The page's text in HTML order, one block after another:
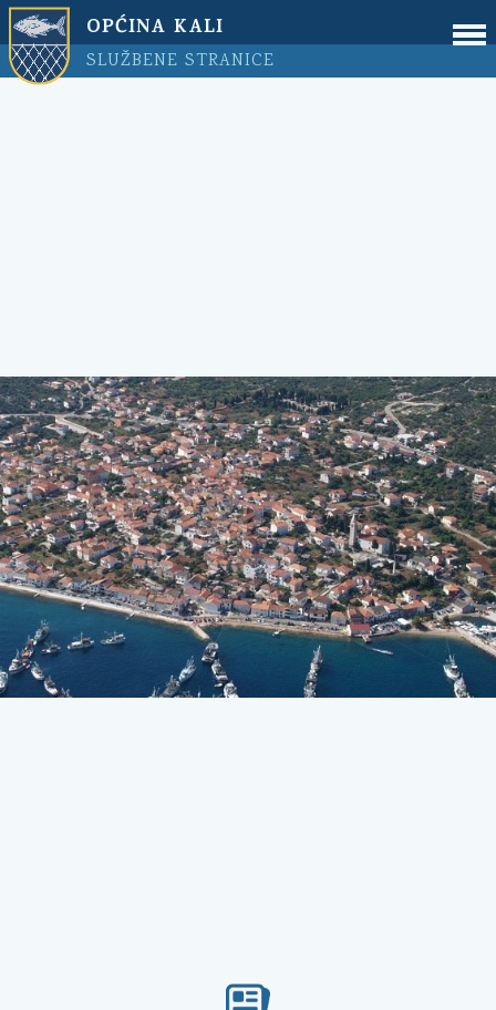
OPĆINA KALI
SLUŽBENE STRANICE